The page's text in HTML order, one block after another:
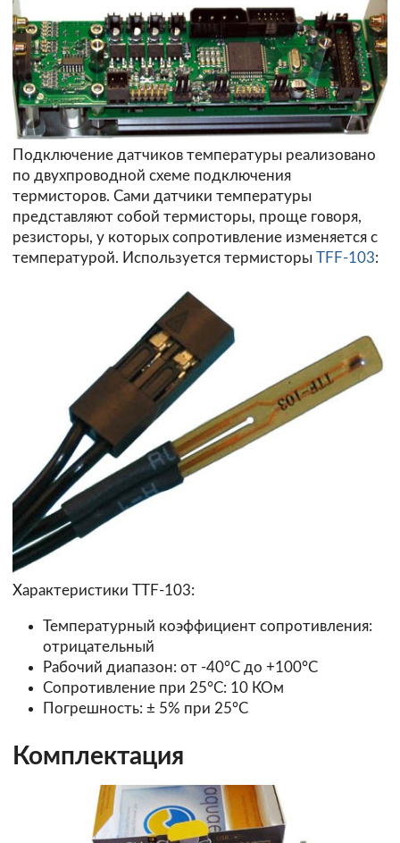
Подключение датчиков температуры реализовано
по двухпроводной схеме подключения
термисторов. Сами датчики температуры
представляют собой термисторы, проще говоря,
резисторы, у которых сопротивление изменяется с
температурой. Используется термисторы TFF-103:
Характеристики TTF-103:
Температурный коэффициент сопротивления:
отрицательный
Рабочий диапазон: от -40°C до +100°C
Сопротивление при 25°C: 10 КОм
Погрешность: ± 5% при 25°C
Комплектация